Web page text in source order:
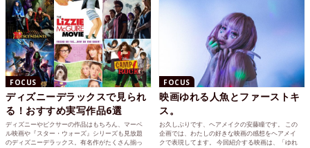
FOCUS
ディズニーデラックスで見られ
る！おすすめ実写作品6選
ディズニーやピクサーの作品はもちろん、マーベ
ル映画や『スター・ウォーズ』シリーズも見放題
のディズニーデラックス。有名作がたくさん揃っ
FOCUS
映画ゆれる人魚とファーストキ
ス。
お久しぶりです、ヘアメイクの安藤瞳です。 この
企画では、わたしの好きな映画の感想をヘアメイ
クで表現してます。 今回紹介する映画は、「ゆれ